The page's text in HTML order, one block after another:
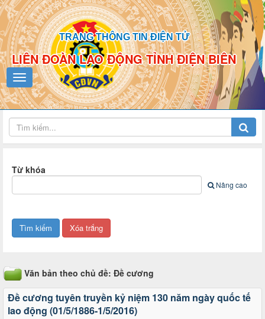
TRANG THÔNG TIN ĐIỆN TỬ
LIÊN ĐOÀN LAO ĐỘNG TỈNH ĐIỆN BIÊN
Từ khóa
Nâng cao
Văn bản theo chủ đề: Đề cương
Đề cương tuyên truyền kỷ niệm 130 năm ngày quốc tế
lao động (01/5/1886-1/5/2016)